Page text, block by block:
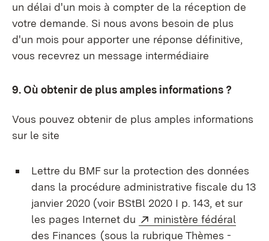
un délai d'un mois à compter de la réception de
votre demande. Si nous avons besoin de plus
d'un mois pour apporter une réponse définitive,
vous recevrez un message intermédiaire
9. Où obtenir de plus amples informations ?
Vous pouvez obtenir de plus amples informations
sur le site
Lettre du BMF sur la protection des données
dans la procédure administrative fiscale du 13
janvier 2020 (voir BStBl 2020 I p. 143, et sur
les pages Internet du
Externe:
ministère fédéral
des Finances (S’ouvre dans un nouvel onglet)
(sous la rubrique Thèmes -